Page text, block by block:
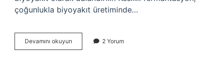
çoğunlukla biyoyakıt üretiminde…
Devamını okuyun
fermantasyon
2 Yorum